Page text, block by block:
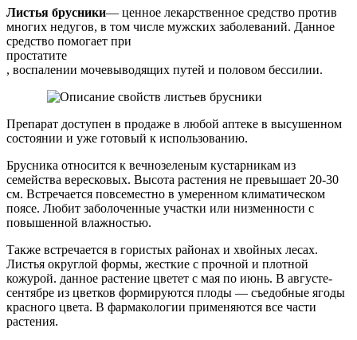
Листья брусники— ценное лекарственное средство против
многих недугов, в том числе мужских заболеваний. Данное
средство помогает при
простатите
, воспалении мочевыводящих путей и половом бессилии.
Препарат доступен в продаже в любой аптеке в высушенном
состоянии и уже готовый к использованию.
Брусника относится к вечнозеленым кустарникам из
семейства вересковых. Высота растения не превышает 20-30
см. Встречается повсеместно в умеренном климатическом
поясе. Любит заболоченные участки или низменности с
повышенной влажностью.
Также встречается в гористых районах и хвойных лесах.
Листья округлой формы, жесткие с прочной и плотной
кожурой. данное растение цветет с мая по июнь. В августе-
сентябре из цветков формируются плоды — съедобные ягоды
красного цвета. В фармакологии применяются все части
растения.